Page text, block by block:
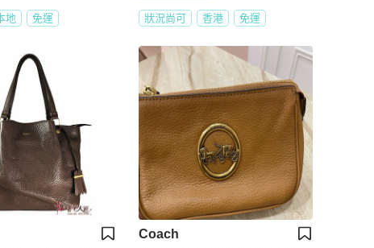
地 免運 狀況尚可 香港 免運
Coach